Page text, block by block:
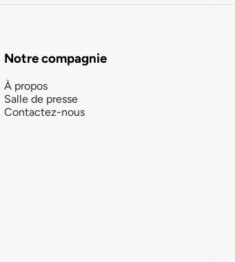
Notre compagnie
À propos
Salle de presse
Contactez-nous